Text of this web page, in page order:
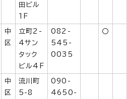
田ビル
1F
中
区
立町2-
4サン
タック
ビル4F
082-
545-
0035
〇
中
区
流川町
5-8
090-
4650-